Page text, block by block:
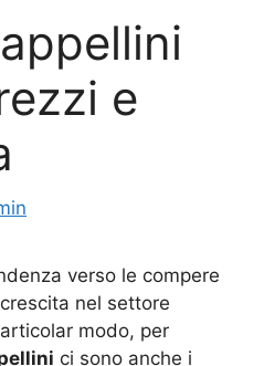
e
verso le compere
nel settore
modo, per
ci sono anche i